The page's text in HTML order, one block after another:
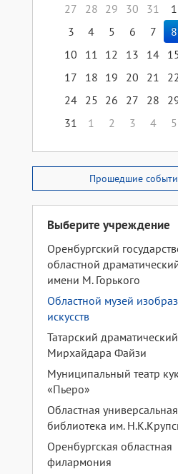
27
28 29 30 31 1
3
4 5 6 7 8
10
11 12 13 14
17
18 19 20 21 22
24 25 26 27 28
31
1 2 3 4 5
Прошедшие
Выберите учреждение
Оренбургский
областной
имени М. Горького
Областной музей
искусств
Татарский
Мирхайдара Файзи
Муниципальный театр
«Пьеро»
Областная
библиотека им.
Оренбургская областная
филармония